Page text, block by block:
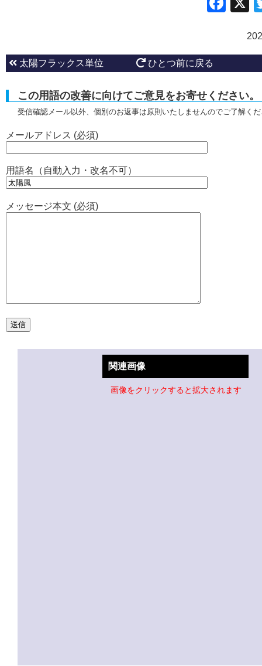
太陽フラックス単位 ひとつ前に戻る
この用語の改善に向けてご意見をお寄せください。
受信確認メール以外、個別のお返事は原則いたしませんのでご了解く
メールアドレス (必須)
用語名（自動入力・改名不可）
メッセージ本文 (必須)
関連画像
画像をクリックすると拡大されます